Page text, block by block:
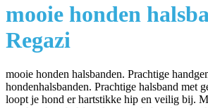
mooie honden
Regazi
mooie honden halsbanden. Prachtige
hondenhalsbanden. Prachtige halsband met
loopt je hond er hartstikke hip en veilig bij.